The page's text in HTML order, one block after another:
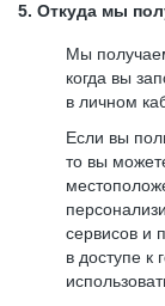
5. Откуда мы
Мы
когда вы
в личном
Если вы
то вы
сервисов и
в доступе к